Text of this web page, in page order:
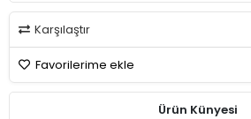
Karşılaştır
Favorilerime ekle
Ürün Künyesi